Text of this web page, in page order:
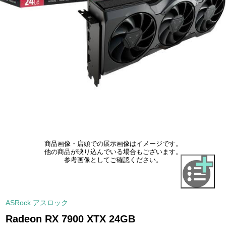
商品画像・店頭での展示画像はイメージです。
他の商品が映り込んでいる場合もございます。
参考画像としてご確認ください。
ASRock アスロック
Radeon RX 7900 XTX 24GB